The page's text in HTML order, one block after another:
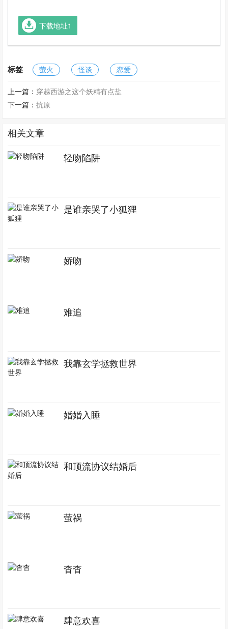
下载地址1
标签 萤火 怪谈 恋爱
上一篇： 穿越西游之这个妖精有点盐
下一篇：抗原
相关文章
轻吻陷阱
是谁亲哭了小狐狸
娇吻
难追
我靠玄学拯救世界
婚婚入睡
和顶流协议结婚后
萤祸
杳杳
肆意欢喜